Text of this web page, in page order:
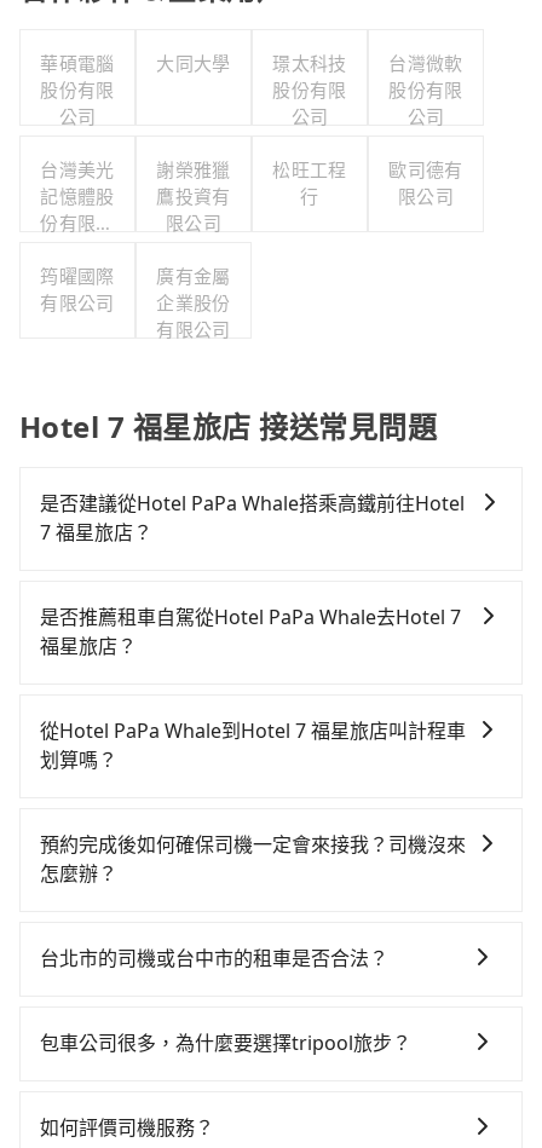
華碩電腦
股份有限
公司
大同大學
璟太科技
股份有限
公司
台灣微軟
股份有限
公司
台灣美光
記憶體股
份有限公
謝榮雅獵
鷹投資有
限公司
松旺工程
行
歐司德有
限公司
筠曜國際
有限公司
廣有金屬
企業股份
有限公司
Hotel 7 福星旅店 接送常見問題
是否建議從Hotel PaPa Whale搭乘高鐵前往Hotel
7 福星旅店？
店，高鐵乘坐舒適、較貴、費時！從最早06:26一直到
23:00，台北-台中一天最多有102班次高鐵可搭乘。假設
抵達高鐵站後，步行進站、現場購票並於月台排隊的時
間約25分鐘，再乘坐47~66分鐘（平均57分）的高鐵從
鐘、車費300元後，抵達Hotel 7 福星旅店 (台中市西屯
區) 的目的地。全程加上轉車時間共2小時5分鐘，假設3
元，費時1小時55分鐘。選擇搭乘高鐵而不預約包車，不
你僅有兩位乘車，也可參考tripool的拼車共乘服務，最
是否推薦租車自駕從Hotel PaPa Whale去Hotel 7
福星旅店？
時不需要閉目養神（因為要自己開車），最重要的是你
當天就要來回，那在台北路邊可隨租隨借的iRent應該是
Hotel PaPa Whale到Hotel 7 福星旅店的花費預估為
$2,050~2,600（金額差異來自於平假日、車款差異、抵
能的罰單都需自付。再者，和運的iRent只提供最基本的
或九人座可供選擇，而且無人租車最令人詬病的就是車
樣。另外，偶爾也會遇到明明已經預約了時間但上一位
從Hotel PaPa Whale到Hotel 7 福星旅店叫計程車
划算嗎？
灣大車隊、Uber、Line Taxi、Yoxi等，如果在路邊攔不
到車，也可考慮打電話至附近的計程車隊，如台北市成
tripool可省高達$2,200。綜合以上，無論在價格或服務
預約完成後如何確保司機一定會來接我？司機沒來
怎麼辦？
派車。在出發前一天晚上八點時，會透過電子郵件與簡
繫，可能原本約定的地點不適合暫停而改停靠在附近的
台北市的司機或台中市的租車是否合法？
車、私家車或野雞車在招攬生意，這不僅是違法可能被
都無法監控或追查。最好別為了省小錢而冒上不必要的
包車公司很多，為什麼要選擇tripool旅步？
以依照您行程人數的需求進行選擇。此外，為確保您的
如何評價司機服務？